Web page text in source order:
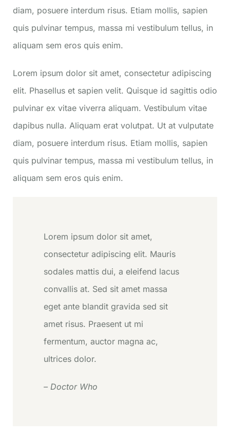
diam, posuere interdum risus. Etiam mollis, sapien
quis pulvinar tempus, massa mi vestibulum tellus, in
aliquam sem eros quis enim.
Lorem ipsum dolor sit amet, consectetur adipiscing
elit. Phasellus et sapien velit. Quisque id sagittis odio
pulvinar ex vitae viverra aliquam. Vestibulum vitae
dapibus nulla. Aliquam erat volutpat. Ut at vulputate
diam, posuere interdum risus. Etiam mollis, sapien
quis pulvinar tempus, massa mi vestibulum tellus, in
aliquam sem eros quis enim.
Lorem ipsum dolor sit amet,
consectetur adipiscing elit. Mauris
sodales mattis dui, a eleifend lacus
convallis at. Sed sit amet massa
eget ante blandit gravida sed sit
amet risus. Praesent ut mi
fermentum, auctor magna ac,
ultrices dolor.
– Doctor Who